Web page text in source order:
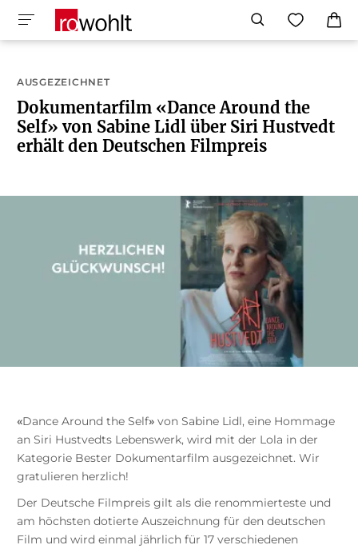
AUSGEZEICHNET
Dokumentarfilm «Dance Around the
Self» von Sabine Lidl über Siri Hustvedt
erhält den Deutschen Filmpreis
«Dance Around the Self»von Sabine Lidl, eine Hommage
an Siri Hustvedts Lebenswerk, wird mit der Lola in der
Kategorie Bester Dokumentarfilm ausgezeichnet. Wir
gratulieren herzlich!
Der Deutsche Filmpreis gilt als die renommierteste und
am höchsten dotierte Auszeichnung für den deutschen
Film und wird einmal jährlich für 17 verschiedenen